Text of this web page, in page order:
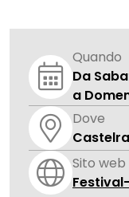
Quando
Da
a
Dove
Sito web